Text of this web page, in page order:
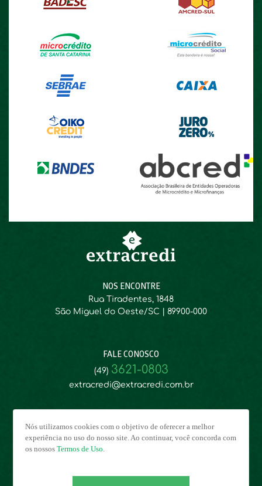
Nós utilizamos cookies com o objetivo de oferecer a melhor
experiência no uso do nosso site. Ao continuar, você concorda com
os nossosTermos de Uso.
NOS ENCONTRE
Rua Tiradentes, 1848
São Miguel do Oeste/SC | 89900-000
FALE CONOSCO
(49) 3621-0803
extracredi@extracredi.com.br